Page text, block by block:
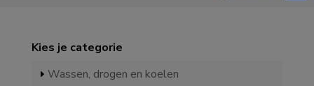
Kies je categorie
Wassen, drogen en koelen